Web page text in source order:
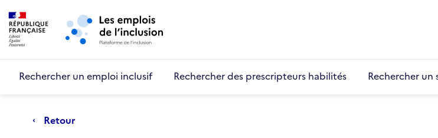
Aller au menu principal
Rechercher un emploi inclusif Rechercher des prescripteurs habilités Rechercher
Retour